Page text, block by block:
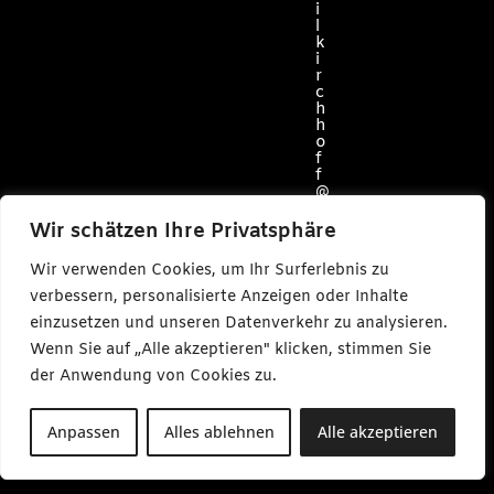
Wir schätzen Ihre Privatsphäre
Wir verwenden Cookies, um Ihr Surferlebnis zu
verbessern, personalisierte Anzeigen oder Inhalte
einzusetzen und unseren Datenverkehr zu analysieren.
Wenn Sie auf „Alle akzeptieren" klicken, stimmen Sie
der Anwendung von Cookies zu.
Anpassen Alles ablehnen Alle akzeptieren
i
l
k
i
r
c
h
h
o
f
f
@
a
r
m
a
k
e
s
m
i
a
.
d